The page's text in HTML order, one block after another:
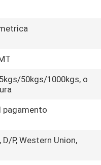
50kgs/1000kgs, o
pagamento
D/P, Western Union,